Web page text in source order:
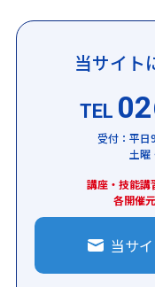
当サイト
TEL
受付：平
土曜
講座・技能講
各開催
当サ